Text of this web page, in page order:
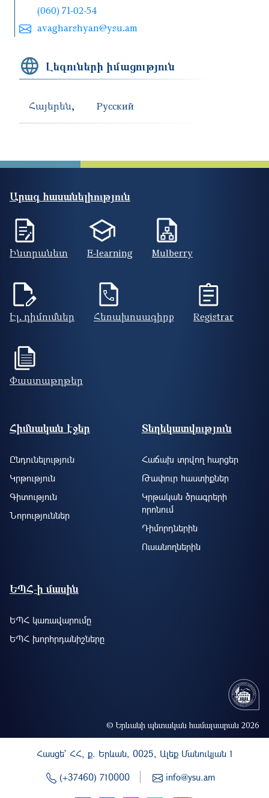
(060) 71-02-54
avagharshyan@ysu.am
Լեզուների իմացություն
Հայերեն Русский
Արագ հասանելիություն
Ինտրանետ E-learning Mulberry
Էլ. դիմումներ Հեռախոսագիրք Registrar
Փաստաթղթեր
Footer site information
Հիմնական էջեր
Ընդունելություն
Կրթություն
Գիտություն
Նորություններ
Տեղեկատվություն
Հաճախ տրվող հարցեր
Թափուր հաստիքներ
Կրթական ծրագրերի
որոնում
Դիմորդներին
Ուսանողներին
ԵՊՀ-ի մասին
ԵՊՀ կառավարումը
ԵՊՀ խորհրդանիշները
© Երևանի պետական համալսարան 2026
Հասցե` ՀՀ, ք. Երևան, 0025, Ալեք Մանուկյան 1
(+37460) 710000
info@ysu.am